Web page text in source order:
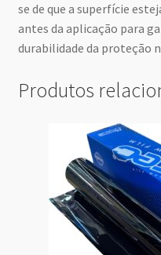
se de que a superfície
antes da aplicação para
durabilidade da proteção
Produtos